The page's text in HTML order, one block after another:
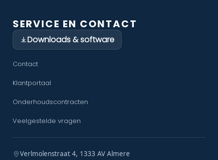
SERVICE EN CONTACT
Downloads & software
Contact
Klantportaal
Onderhoudscontracten
Veelgestelde vragen
Verlmolenstraat 4, 1333 AV Almere